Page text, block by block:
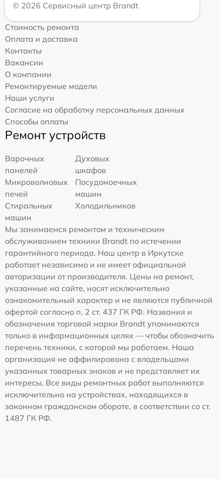
© 2026 Сервисный центр Brandt
Стоимость ремонта
Оплата и доставка
Контакты
Вакансии
О компании
Ремонтируемые модели
Наши услуги
Согласие на обработку персональных данных
Способы оплаты
Ремонт устройств
Варочных
панелей
Духовых
шкафов
Микроволновых
печей
Посудомоечных
машин
Стиральных
машин
Холодильников
Мы занимаемся ремонтом и техническим
обслуживанием техники Brandt по истечении
гарантийного периода. Наш центр в Иркутске
работает независимо и не имеет официальной
авторизации от производителя. Цены на ремонт,
указанные на сайте, носят исключительно
ознакомительный характер и не являются публичной
офертой согласно п. 2 ст. 437 ГК РФ. Названия и
обозначения торговой марки Brandt упоминаются
только в информационных целях — чтобы обозначить
перечень техники, с которой мы работаем. Наша
организация не аффилирована с владельцами
указанных товарных знаков и не представляет их
интересы. Все виды ремонтных работ выполняются
исключительно на устройствах, находящихся в
законном гражданском обороте, в соответствии со ст.
1487 ГК РФ.